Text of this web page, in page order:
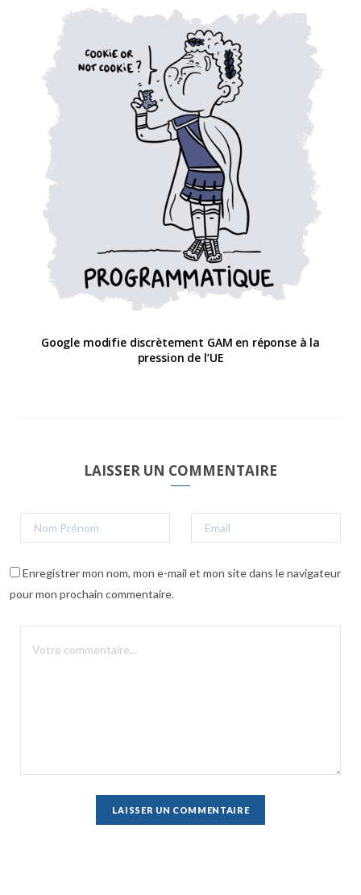
Google modifie discrètement GAM en réponse à la
pression de l’UE
LAISSER UN COMMENTAIRE
Enregistrer mon nom, mon e-mail et mon site dans le navigateur
pour mon prochain commentaire.